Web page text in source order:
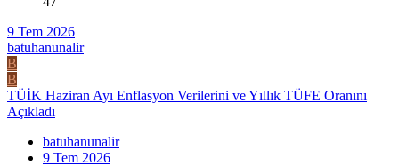
9 Tem 2026
batuhanunalir
B
B
TÜİK Haziran Ayı Enflasyon Verilerini ve Yıllık TÜFE Oranını
Açıkladı
batuhanunalir
9 Tem 2026